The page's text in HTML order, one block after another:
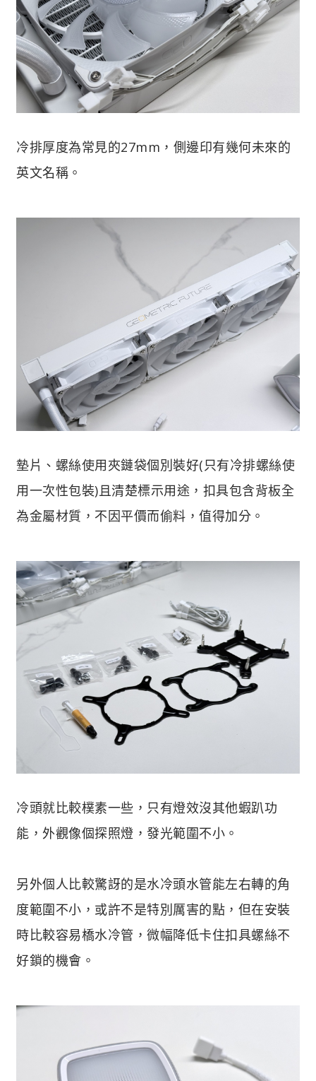
冷排厚度為常見的27mm，側邊印有幾何未來的
英文名稱。
墊片、螺絲使用夾鏈袋個別裝好(只有冷排螺絲使
用一次性包裝)且清楚標示用途，扣具包含背板全
為金屬材質，不因平價而偷料，值得加分。
冷頭就比較樸素一些，只有燈效沒其他蝦趴功
能，外觀像個探照燈，發光範圍不小。
另外個人比較驚訝的是水冷頭水管能左右轉的角
度範圍不小，或許不是特別厲害的點，但在安裝
時比較容易橋水冷管，微幅降低卡住扣具螺絲不
好鎖的機會。